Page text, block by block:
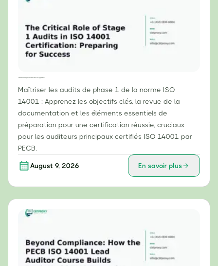
Maîtriser les audits de phase 1 de la norme ISO
14001 : Apprenez les objectifs clés, la revue de la
documentation et les éléments essentiels de
préparation pour une certification réussie, cruciaux
pour les auditeurs principaux certifiés ISO 14001 par
PECB.
August 9, 2026 En savoir plus